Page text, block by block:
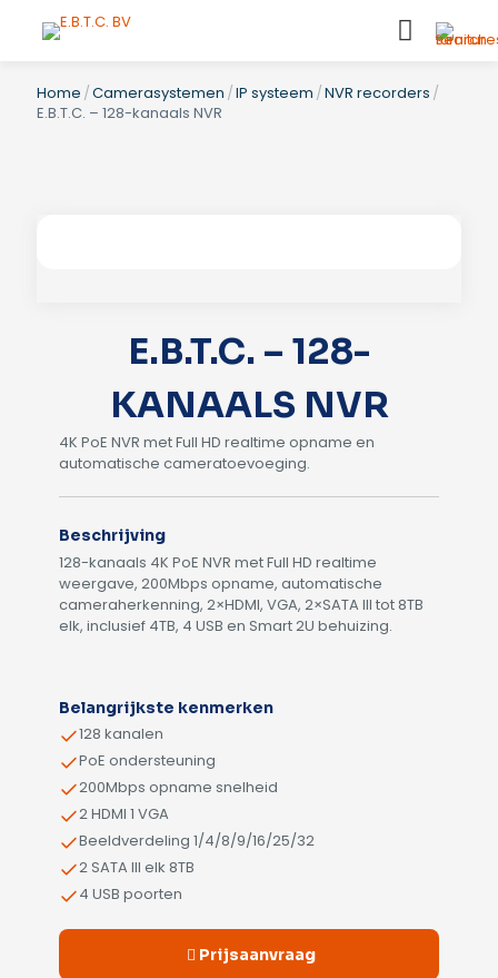
Home /Camerasystemen /IP systeem /NVR recorders /
E.B.T.C. – 128-kanaals NVR
E.B.T.C. – 128-
KANAALS NVR
4K PoE NVR met Full HD realtime opname en
automatische cameratoevoeging.
Beschrijving
128-kanaals 4K PoE NVR met Full HD realtime
weergave, 200Mbps opname, automatische
cameraherkenning, 2×HDMI, VGA, 2×SATA III tot 8TB
elk, inclusief 4TB, 4 USB en Smart 2U behuizing.
Belangrijkste kenmerken
128 kanalen
PoE ondersteuning
200Mbps opname snelheid
2 HDMI 1 VGA
Beeldverdeling 1/4/8/9/16/25/32
2 SATA III elk 8TB
4 USB poorten
Prijsaanvraag